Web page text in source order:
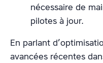
nécessaire de
pilotes à jour.
En parlant
avancées récentes